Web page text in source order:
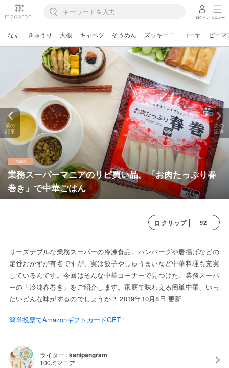
ログイン メニュー
なす きゅうり 大根 キャベツ そうめん ズッキーニ ゴーヤ ピーマ
業務スーパーマニアのリピ買い品。「お肉たっぷり春
巻き」で中華ごはん
前の
記事
次の
記事
クリップ 92
リーズナブルな業務スーパーの冷凍食品。ハンバーグや唐揚げなどの
定番おかずが有名ですが、実は餃子やしゅうまいなど中華料理も充実
しているんです。今回はそんな中華コーナーで見つけた、業務スーパ
ーの「冷凍春巻き」をご紹介します。家庭で味わえる簡単中華、いっ
たいどんな味がするのでしょうか？ 2019年10月8日 更新
簡単投票でAmazonギフトカードGET！
ライター :kanipangram
100均マニア